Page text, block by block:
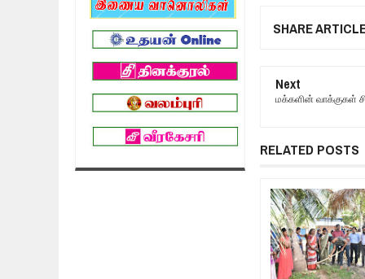
SHARE
Next
மக்களின் வாக்குகள்
RELATED POSTS